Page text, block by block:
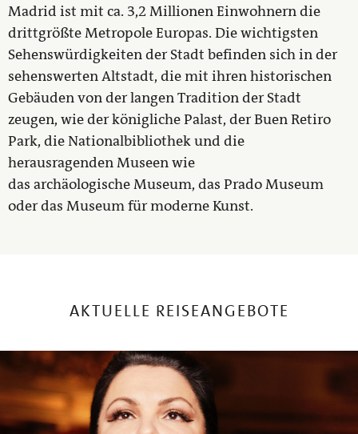
Madrid ist mit ca. 3,2 Millionen Einwohnern die
drittgrößte Metropole Europas. Die wichtigsten
Sehenswürdigkeiten der Stadt befinden sich in der
sehenswerten Altstadt, die mit ihren historischen
Gebäuden von der langen Tradition der Stadt
zeugen, wie der königliche Palast, der Buen Retiro
Park, die Nationalbibliothek und die
herausragenden Museen wie
das archäologische Museum, das Prado Museum
oder das Museum für moderne Kunst.
AKTUELLE REISEANGEBOTE